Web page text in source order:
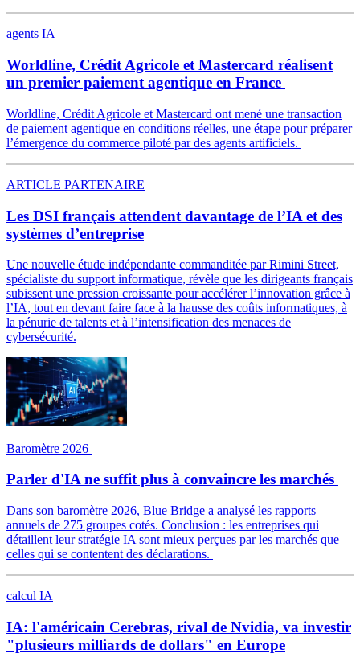
agents IA
Worldline, Crédit Agricole et Mastercard réalisent
un premier paiement agentique en France
Worldline, Crédit Agricole et Mastercard ont mené une transaction
de paiement agentique en conditions réelles, une étape pour préparer
l’émergence du commerce piloté par des agents artificiels.
ARTICLE PARTENAIRE
Les DSI français attendent davantage de l’IA et des
systèmes d’entreprise
Une nouvelle étude indépendante commanditée par Rimini Street,
spécialiste du support informatique, révèle que les dirigeants français
subissent une pression croissante pour accélérer l’innovation grâce à
l’IA, tout en devant faire face à la hausse des coûts informatiques, à
la pénurie de talents et à l’intensification des menaces de
cybersécurité.
Baromètre 2026
Parler d'IA ne suffit plus à convaincre les marchés
Dans son baromètre 2026, Blue Bridge a analysé les rapports
annuels de 275 groupes cotés. Conclusion : les entreprises qui
détaillent leur stratégie IA sont mieux perçues par les marchés que
celles qui se contentent des déclarations.
calcul IA
IA: l'américain Cerebras, rival de Nvidia, va investir
"plusieurs milliards de dollars" en Europe